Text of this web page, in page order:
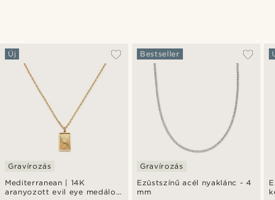
Mediterranean | 14K
aranyozott evil eye medálos
Új
Gravírozás
Ezüstszínű acél nyaklánc - 4
mm
Bestseller
Gravírozás